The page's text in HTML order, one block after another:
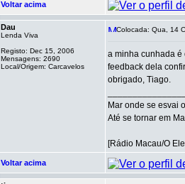
Voltar acima
Dau
Lenda Viva
Registo: Dec 15, 2006
Mensagens: 2690
Local/Origem: Carcavelos
Colocada: Qua, 14
a minha cunhada é
feedback dela
obrigado, Tiago.
Mar onde se esvai
Até se tornar em
[Rádio Macau/O
Voltar acima